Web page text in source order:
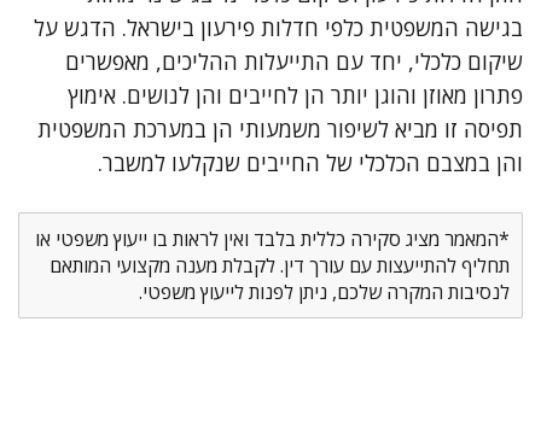
בגישה המשפטית כלפי חדלות פירעון בישראל. הדגש על
שיקום כלכלי, יחד עם התייעלות ההליכים, מאפשרים
פתרון מאוזן והוגן יותר הן לחייבים והן לנושים. אימוץ
תפיסה זו מביא לשיפור משמעותי הן במערכת המשפטית
והן במצבם הכלכלי של החייבים שנקלעו למשבר.
*המאמר מציג סקירה כללית בלבד ואין לראות בו ייעוץ משפטי או
תחליף להתייעצות עם עורך דין. לקבלת מענה מקצועי המותאם
לנסיבות המקרה שלכם, ניתן לפנות לייעוץ משפטי.